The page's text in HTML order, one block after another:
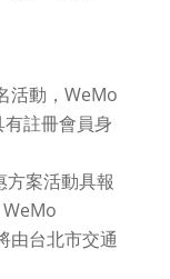
活動，WeMo
註冊會員身
案活動具報
由台北市交通